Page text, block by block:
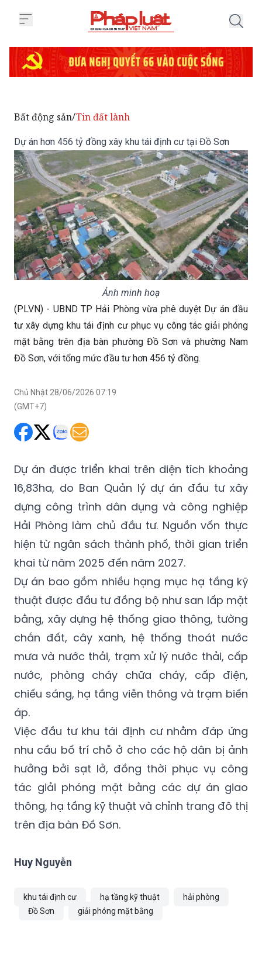
Bất động sản/Tin đất lành
Dự án hơn 456 tỷ đồng xây khu tái định cư tại Đồ Sơn
Ảnh minh hoạ
(PLVN) - UBND TP Hải Phòng vừa phê duyệt Dự án đầu
tư xây dựng khu tái định cư phục vụ công tác giải phóng
mặt bằng trên địa bàn phường Đồ Sơn và phường Nam
Đồ Sơn, với tổng mức đầu tư hơn 456 tỷ đồng.
Chủ Nhật 28/06/2026 07:19
(GMT+7)
Dự án được triển khai trên diện tích khoảng
16,83ha, do Ban Quản lý dự án đầu tư xây
dựng công trình dân dụng và công nghiệp
Hải Phòng làm chủ đầu tư. Nguồn vốn thực
hiện từ ngân sách thành phố, thời gian triển
khai từ năm 2025 đến năm 2027.
Dự án bao gồm nhiều hạng mục hạ tầng kỹ
thuật được đầu tư đồng bộ như san lấp mặt
bằng, xây dựng hệ thống giao thông, tường
chắn đất, cây xanh, hệ thống thoát nước
mưa và nước thải, trạm xử lý nước thải, cấp
nước, phòng cháy chữa cháy, cấp điện,
chiếu sáng, hạ tầng viễn thông và trạm biến
áp.
Việc đầu tư khu tái định cư nhằm đáp ứng
nhu cầu bố trí chỗ ở cho các hộ dân bị ảnh
hưởng bởi sạt lở, đồng thời phục vụ công
tác giải phóng mặt bằng các dự án giao
thông, hạ tầng kỹ thuật và chỉnh trang đô thị
trên địa bàn Đồ Sơn.
Huy Nguyễn
khu tái định cư hạ tầng kỹ thuật
hải phòng
Đồ Sơn
giải phóng mặt bằng